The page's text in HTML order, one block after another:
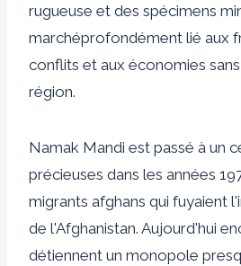
rugueuse et des spécimens
marchéprofondément lié aux
conflits et aux économies
région.
Namak Mandi est passé à un
précieuses dans les années
migrants afghans qui fuyaient
de l'Afghanistan. Aujourd'hui
détiennent un monopole